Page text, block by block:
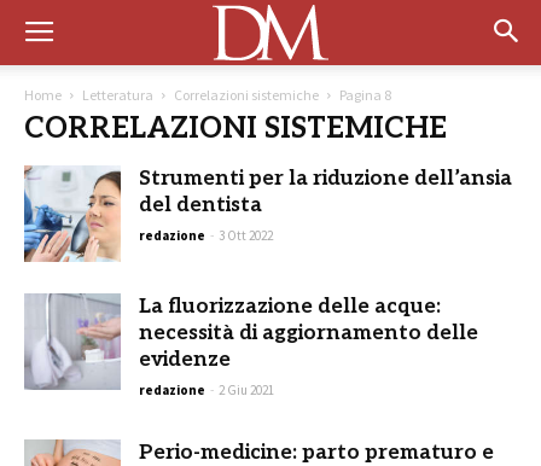
Home Letteratura Correlazioni sistemiche Pagina 8
CORRELAZIONI SISTEMICHE
Strumenti per la riduzione dell’ansia
del dentista
redazione - 3 Ott 2022
La fluorizzazione delle acque:
necessità di aggiornamento delle
evidenze
redazione - 2 Giu 2021
Perio-medicine: parto prematuro e